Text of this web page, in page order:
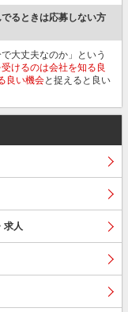
るときは応募しない方
大丈夫なのか」という
けるのは会社を知る良
良い機会と捉えると良い
求人